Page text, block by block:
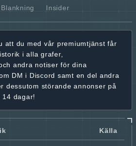
Blankning Insider
att du med vår premiumtjänst får
i alla grafer,
andra notiser för dina
DM i Discord samt en del andra
dessutom störande annonser på
14 dagar!
Källa